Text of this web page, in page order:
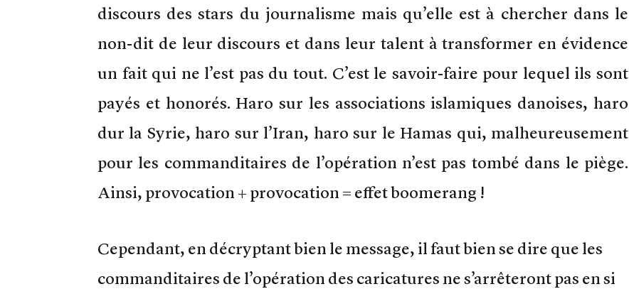
discours des stars du journalisme mais qu’elle est à chercher dans le
non-dit de leur discours et dans leur talent à transformer en évidence
un fait qui ne l’est pas du tout. C’est le savoir-faire pour lequel ils sont
payés et honorés. Haro sur les associations islamiques danoises, haro
dur la Syrie, haro sur l’Iran, haro sur le Hamas qui, malheureusement
pour les commanditaires de l’opération n’est pas tombé dans le piège.
Ainsi, provocation + provocation = effet boomerang !
Cependant, en décryptant bien le message, il faut bien se dire que les
commanditaires de l’opération des caricatures ne s’arrêteront pas en si